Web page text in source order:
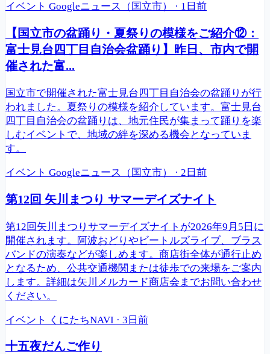
イベント Googleニュース（国立市） · 1日前
【国立市の盆踊り・夏祭りの模様をご紹介⑫：
富士見台四丁目自治会盆踊り】昨日、市内で開
催された富...
国立市で開催された富士見台四丁目自治会の盆踊りが行
われました。夏祭りの模様を紹介しています。富士見台
四丁目自治会の盆踊りは、地元住民が集まって踊りを楽
しむイベントで、地域の絆を深める機会となっていま
す。
イベント Googleニュース（国立市） · 2日前
第12回 矢川まつり サマーデイズナイト
第12回矢川まつりサマーデイズナイトが2026年9月5日に
開催されます。阿波おどりやビートルズライブ、ブラス
バンドの演奏などが楽しめます。商店街全体が通行止め
となるため、公共交通機関または徒歩での来場をご案内
します。詳細は矢川メルカード商店会までお問い合わせ
ください。
イベント くにたちNAVI · 3日前
十五夜だんご作り